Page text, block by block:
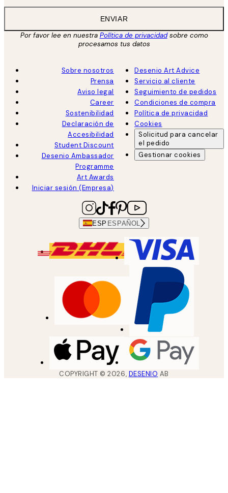
ENVIAR
Por favor lee en nuestra Política de privacidadsobre como
procesamos tus datos
Sobre nosotros
Prensa
Aviso legal
Career
Sostenibilidad
Declaración de
Accesibilidad
Student Discount
Desenio Ambassador
Programme
Art Awards
Iniciar sesión (Empresa)
Desenio Art Advice
Servicio al cliente
Seguimiento de pedidos
Condiciones de compra
Política de privacidad
Cookies
Solicitud para cancelar
el pedido
Gestionar cookies
ESP ESPAÑOL
COPYRIGHT ©2026, DESENIO AB